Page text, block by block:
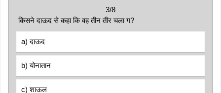
3/8
किसने दाऊद से कहा कि वह तीन तीर चला ग?
a) दाऊद
b) योनातान
c) शाऊल